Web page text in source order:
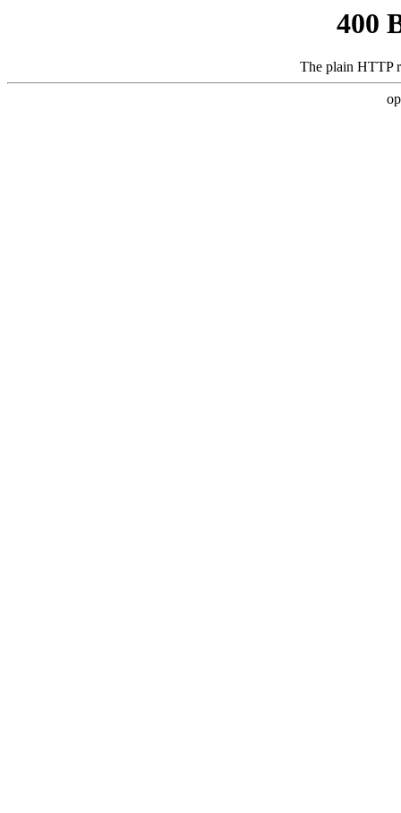
400
The plain HTTP